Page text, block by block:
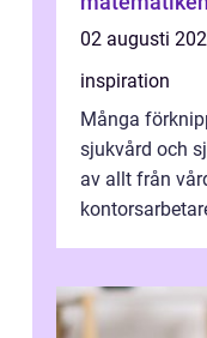
02 augusti
inspiration
Många
sjukvård och
av allt från